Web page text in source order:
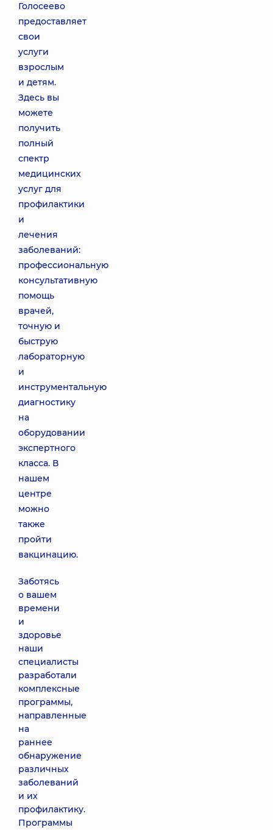
Голосеево
предоставляет
свои
услуги
взрослым
и детям.
Здесь вы
можете
получить
полный
спектр
медицинских
услуг для
профилактики
и
лечения
заболеваний:
профессиональную
консультативную
помощь
врачей,
точную и
быструю
лабораторную
и
инструментальную
диагностику
на
оборудовании
экспертного
класса. В
нашем
центре
можно
также
пройти
вакцинацию.
Заботясь
о вашем
времени
и
здоровье
наши
специалисты
разработали
комплексные
программы,
направленные
на
раннее
обнаружение
различных
заболеваний
и их
профилактику.
Программы